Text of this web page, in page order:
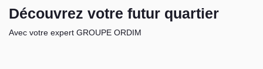
Découvrez votre futur quartier
Avec votre expert GROUPE ORDIM